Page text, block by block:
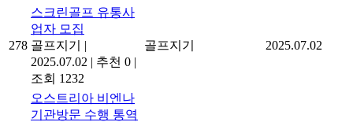
278
스크린골프 유통사
업자 모집
골프지기
|
2025.07.02 | 추천 0 |
조회 1232
골프지기 2025.07.02
오스트리아 비엔나
기관방문 수행 통역